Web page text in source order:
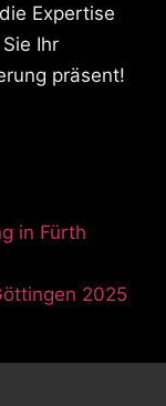
Expertise
Ihr
präsent!
in Fürth
2025